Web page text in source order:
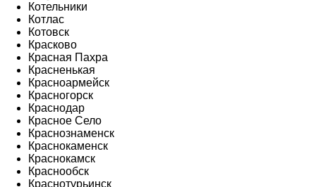
Котельники
Котлас
Котовск
Красково
Красная Пахра
Красненькая
Красноармейск
Красногорск
Краснодар
Красное Село
Краснознаменск
Краснокаменск
Краснокамск
Краснообск
Краснотурьинск